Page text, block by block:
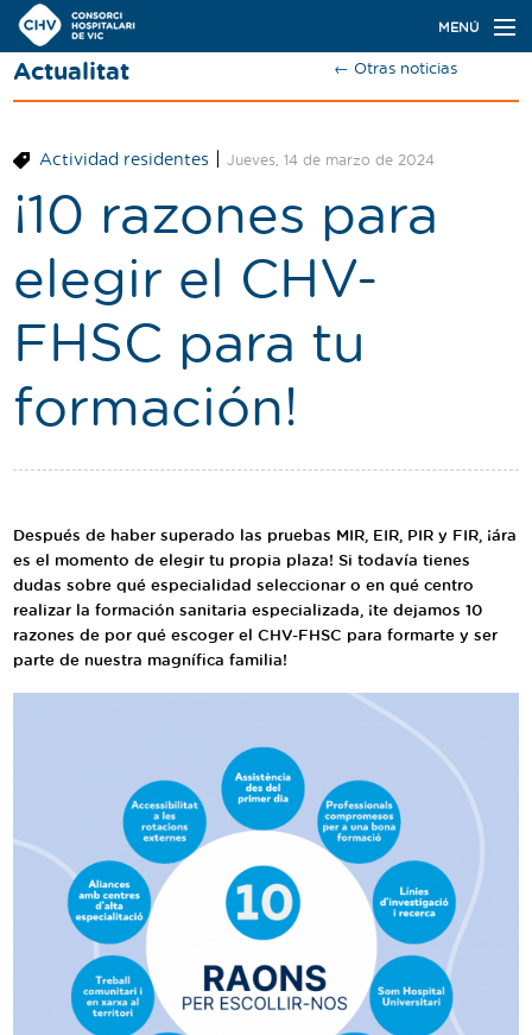
Navegación
principal
MENÚ
Actualidad
Oferta de plazas
Ser residente
Contacto
Buscador
Traductor
Segueix-nos:
Actualitat ← Otras noticias
Actividad residentes| Jueves, 14 de marzo de 2024
¡10 razones para
elegir el CHV-
FHSC para tu
formación!
Después de haber superado las pruebas MIR, EIR, PIR y FIR, ¡ára
es el momento de elegir tu propia plaza! Si todavía tienes
dudas sobre qué especialidad seleccionar o en qué centro
realizar la formación sanitaria especializada, ¡te dejamos 10
razones de por qué escoger el CHV-FHSC para formarte y ser
parte de nuestra magnífica familia!